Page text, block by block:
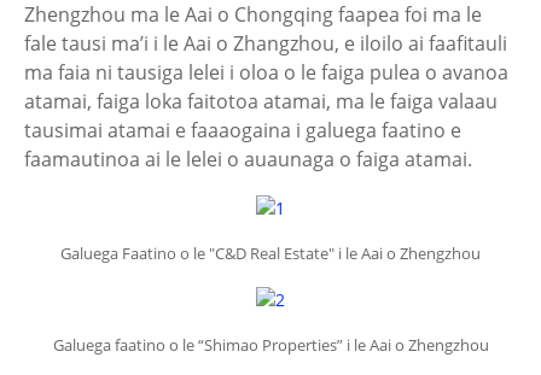
Zhengzhou ma le Aai o Chongqing faapea foi ma le
fale tausi ma’i i le Aai o Zhangzhou, e iloilo ai faafitauli
ma faia ni tausiga lelei i oloa o le faiga pulea o avanoa
atamai, faiga loka faitotoa atamai, ma le faiga valaau
tausimai atamai e faaaogaina i galuega faatino e
faamautinoa ai le lelei o auaunaga o faiga atamai.
Galuega Faatino o le "C&D Real Estate" i le Aai o Zhengzhou
Galuega faatino o le “Shimao Properties” i le Aai o Zhengzhou